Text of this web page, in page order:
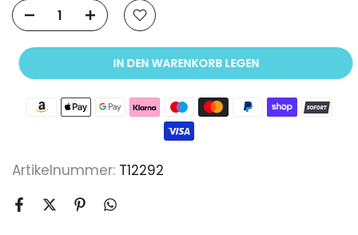
IN DEN WARENKORB LEGEN
Artikelnummer: T12292